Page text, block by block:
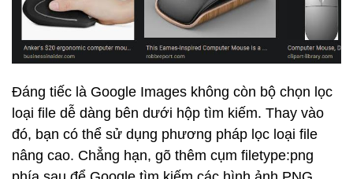
Đáng tiếc là Google Images không còn bộ chọn lọc
loại file dễ dàng bên dưới hộp tìm kiếm. Thay vào
đó, bạn có thể sử dụng phương pháp lọc loại file
nâng cao. Chẳng hạn, gõ thêm cụm filetype:png